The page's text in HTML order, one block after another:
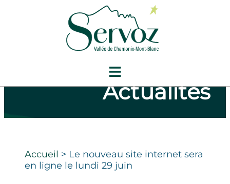
Actualités
Accueil > Le nouveau site internet sera
en ligne le lundi 29 juin